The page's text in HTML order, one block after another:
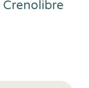
Crenolibre